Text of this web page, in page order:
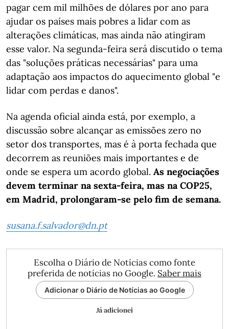
pagar cem mil milhões de dólares por ano para
ajudar os países mais pobres a lidar com as
alterações climáticas, mas ainda não atingiram
esse valor. Na segunda-feira será discutido o tema
das "soluções práticas necessárias" para uma
adaptação aos impactos do aquecimento global "e
lidar com perdas e danos".
Na agenda oficial ainda está, por exemplo, a
discussão sobre alcançar as emissões zero no
setor dos transportes, mas é à porta fechada que
decorrem as reuniões mais importantes e de
onde se espera um acordo global. As negociações
devem terminar na sexta-feira, mas na COP25,
em Madrid, prolongaram-se pelo fim de semana.
susana.f.salvador@dn.pt
Escolha o Diário de Notícias como fonte
preferida de notícias no Google. Saber mais
Adicionar o Diário de Notícias ao Google
Já adicionei